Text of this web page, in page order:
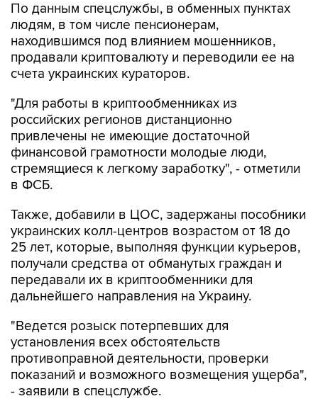
По данным спецслужбы, в обменных пунктах
людям, в том числе пенсионерам,
находившимся под влиянием мошенников,
продавали криптовалюту и переводили ее на
счета украинских кураторов.
"Для работы в криптообменниках из
российских регионов дистанционно
привлечены не имеющие достаточной
финансовой грамотности молодые люди,
стремящиеся к легкому заработку", - отметили
в ФСБ.
Также, добавили в ЦОС, задержаны пособники
украинских колл-центров возрастом от 18 до
25 лет, которые, выполняя функции курьеров,
получали средства от обманутых граждан и
передавали их в криптообменники для
дальнейшего направления на Украину.
"Ведется розыск потерпевших для
установления всех обстоятельств
противоправной деятельности, проверки
показаний и возможного возмещения ущерба",
- заявили в спецслужбе.